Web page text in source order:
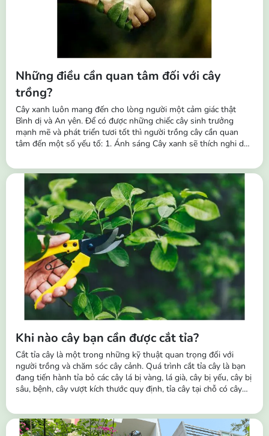
Những điều cần quan tâm đối với cây
trồng?
Cây xanh luôn mang đến cho lòng người một cảm giác thật
Bình dị và An yên. Để có được những chiếc cây sinh trưởng
mạnh mẽ và phát triển tươi tốt thì người trồng cây cần quan
tâm đến một số yếu tố: 1. Ánh sáng Cây xanh sẽ thích nghi dần
cũng sẽ thích nghi với các môi trường khác nhau. Vì vậy, ngoài
tác dụng trang trí,...
Khi nào cây bạn cần được cắt tỉa?
Cắt tỉa cây là một trong những kỹ thuật quan trọng đối với
người trồng và chăm sóc cây cảnh. Quá trình cắt tỉa cây là bạn
đang tiến hành tỉa bỏ các cây lá bị vàng, lá già, cây bị yếu, cây bị
sâu, bệnh, cây vượt kích thước quy định, tỉa cây tại chỗ có cây
chết,... Tầm quan trọng của việc cắt tỉa cây: Giúp kích thích sinh
trưởng...